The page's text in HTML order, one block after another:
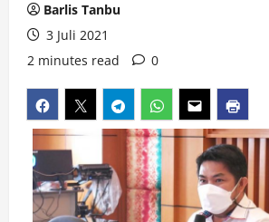
Barlis Tanbu
3 Juli 2021
2 minutes read
0